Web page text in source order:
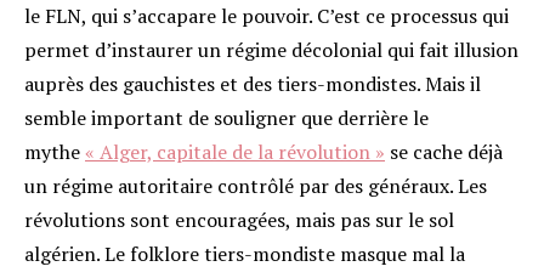
le FLN, qui s’accapare le pouvoir. C’est ce processus qui
permet d’instaurer un régime décolonial qui fait illusion
auprès des gauchistes et des tiers-mondistes. Mais il
semble important de souligner que derrière le
mythe« Alger, capitale de la révolution » se cache déjà
un régime autoritaire contrôlé par des généraux. Les
révolutions sont encouragées, mais pas sur le sol
algérien. Le folklore tiers-mondiste masque mal la